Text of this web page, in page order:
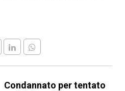
Condannato per tentato